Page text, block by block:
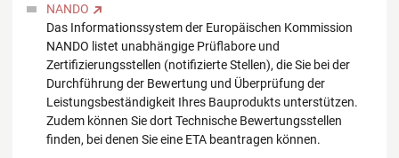
NANDO
Das Informationssystem der Europäischen Kommission
NANDO listet unabhängige Prüflabore und
Zertifizierungsstellen (notifizierte Stellen), die Sie bei der
Durchführung der Bewertung und Überprüfung der
Leistungsbeständigkeit Ihres Bauprodukts unterstützen.
Zudem können Sie dort Technische Bewertungsstellen
finden, bei denen Sie eine ETA beantragen können.